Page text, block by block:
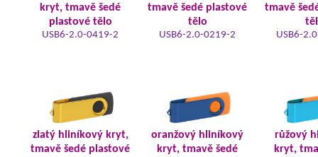
kryt, tmavě šedé
plastové tělo
USB6-2.0-0419-2
tmavě šedé plastové
tělo
USB6-2.0-0219-2
tmavě
USB6-
zlatý hliníkový kryt,
tmavě šedé plastové
oranžový hliníkový
kryt, tmavě šedé
růžový
kryt,